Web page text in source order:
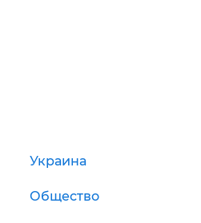
Украина
Общество